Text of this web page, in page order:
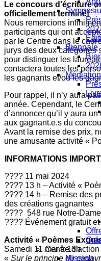
Biennale
Centre
Mission
Le concours d’écriture
officiellement terminé!
Nous remercions
participants qui ont
par le Centre dans le
jurys des deux catégories
pour distinguer les
contactera toutes les
les gagnants et/ou les
Pour rappel, il n’y aura
année. Cependant, le
d’annoncer qu’il y aura
aux gagnant.e.s du
Avant la remise des prix,
une amusante activité «
INFORMATIONS
????️ 11 mai 2024
???? 13 h – Activité «
???? 14 h – Remise des
des créations gagnantes
???? 548 rue Notre-
???? Événement gratuit
Activité « Poèmes
Samedi 11 mai à 13h
« Sur le principe du